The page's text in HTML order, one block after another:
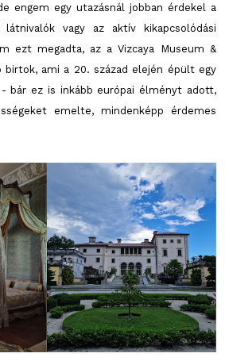
engem egy utazásnál jobban érdekel a
vagy az aktív kikapcsolódási
ezt megadta, az a Vizcaya Museum &
birtok, ami a 20. század elején épült egy
- bár ez is inkább európai élményt adott,
emelte, mindenképp érdemes